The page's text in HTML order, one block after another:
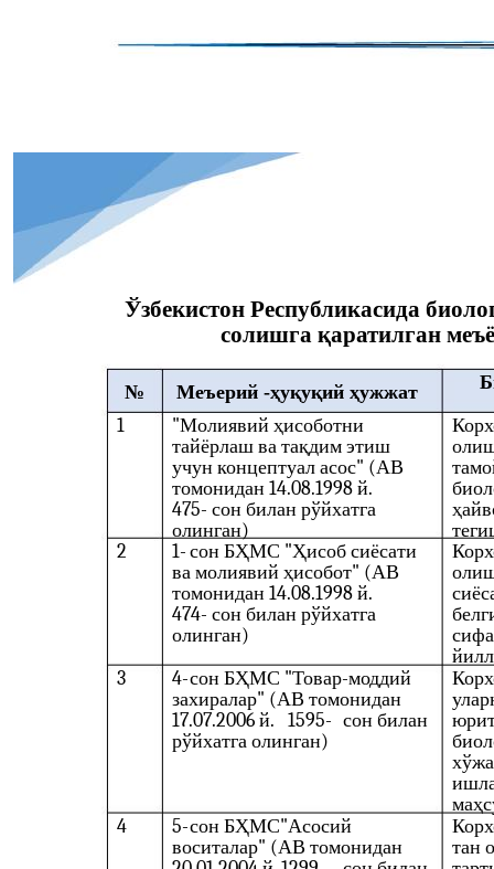
Ўзбекистон Республикасида
солишга қаратилган
№ Меъерий -ҳуқуқий ҳужжат
1
"Молиявий ҳисоботни
тайёрлаш ва тақдим этиш
учун концептуал асос" (АВ
томонидан 14.08.1998 й.
475- сон билан рўйхатга
олинган)
2
1-сон БҲМС "Ҳисоб сиёсати
ва молиявий ҳисобот" (АВ
томонидан 14.08.1998 й.
474- сон билан рўйхатга
олинган)
3
4-сон БҲМС "Товар-моддий
захиралар" (АВ томонидан
17.07.2006 й.
1595- сон билан
рўйхатга олинган)
4
5-сон БҲМС"Асосий
воситалар" (АВ томонидан
тан